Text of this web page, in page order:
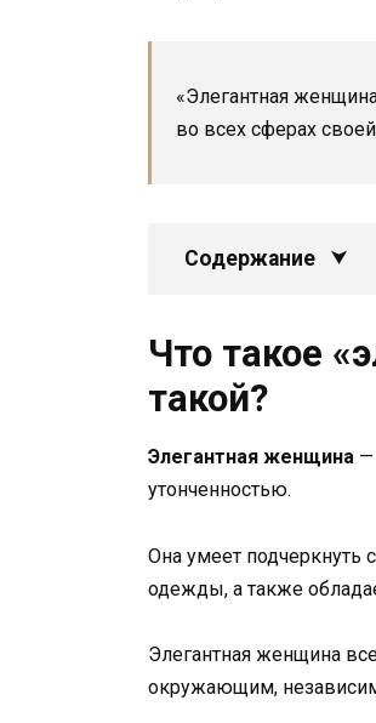
«Элегантная
во всех сферах
Содержание
Что такое
такой?
Элегантная женщина —
утонченностью.
Она умеет
одежды, а также
Элегантная женщина
окружающим,